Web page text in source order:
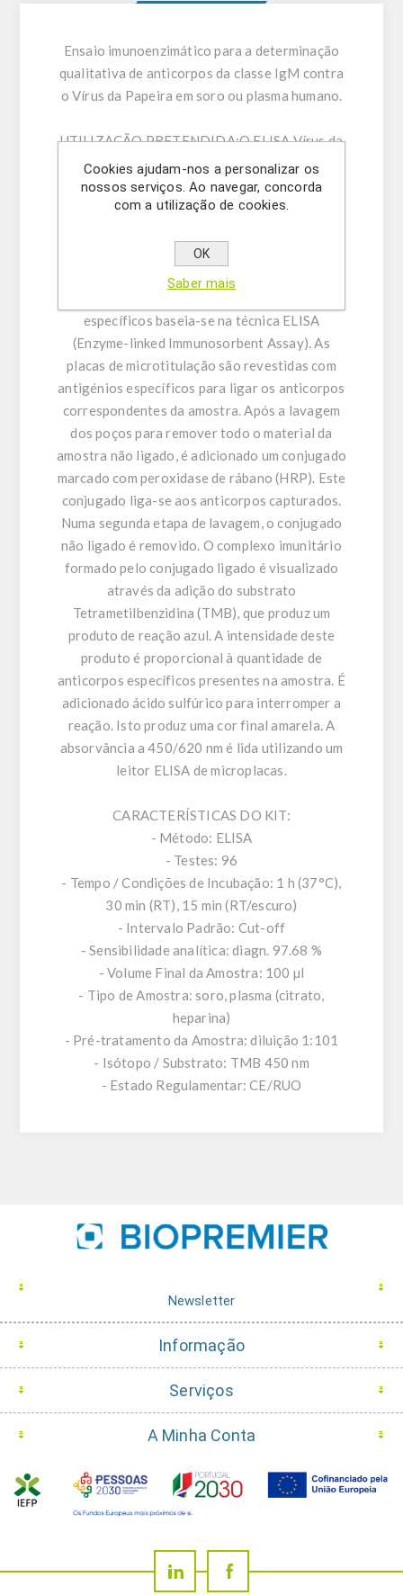
Ensaio imunoenzimático para a determinação
qualitativa de anticorpos da classe IgM contra
o Vírus da Papeira em soro ou plasma humano.
UTILIZAÇÃO PRETENDIDA:O ELISA Vírus da
Papeira IgM destina-se à determinação
qualitativa de anticorpos da classe IgM contra
o Vírus da Papeira em soro ou plasma humano
INFORMAÇÃO GERAL:A determinação
específicos baseia-se na técnica ELISA
(Enzyme-linked Immunosorbent Assay). As
placas de microtitulação são revestidas com
antigénios específicos para ligar os anticorpos
correspondentes da amostra. Após a lavagem
dos poços para remover todo o material da
amostra não ligado, é adicionado um conjugado
marcado com peroxidase de rábano (HRP). Este
conjugado liga-se aos anticorpos capturados.
Numa segunda etapa de lavagem, o conjugado
não ligado é removido. O complexo imunitário
formado pelo conjugado ligado é visualizado
através da adição do substrato
Tetrametilbenzidina (TMB), que produz um
produto de reação azul. A intensidade deste
produto é proporcional à quantidade de
anticorpos específicos presentes na amostra. É
adicionado ácido sulfúrico para interromper a
reação. Isto produz uma cor final amarela. A
absorvância a 450/620 nm é lida utilizando um
leitor ELISA de microplacas.
CARACTERÍSTICAS DO KIT:
- Método: ELISA
- Testes: 96
- Tempo / Condições de Incubação: 1 h (37°C),
30 min (RT), 15 min (RT/escuro)
- Intervalo Padrão: Cut-off
- Sensibilidade analítica: diagn. 97.68 %
- Volume Final da Amostra: 100 µl
- Tipo de Amostra: soro, plasma (citrato,
heparina)
- Pré-tratamento da Amostra: diluição 1:101
- Isótopo / Substrato: TMB 450 nm
- Estado Regulamentar: CE/RUO
Newsletter
Informação
Serviços
A Minha Conta
Cookies ajudam-nos a personalizar os
nossos serviços. Ao navegar, concorda
com a utilização de cookies.
OK
Saber mais